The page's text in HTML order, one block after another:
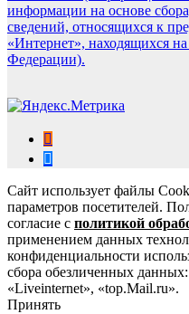
информации на основе
сведений, относящихся к
«Интернет», находящихся
Федерации).
Сайт использует файлы
параметров посетителей.
согласие с политикой
применением данных
конфиденциальности
сбора обезличенных
«Liveinternet», «top.Mail.ru».
Принять